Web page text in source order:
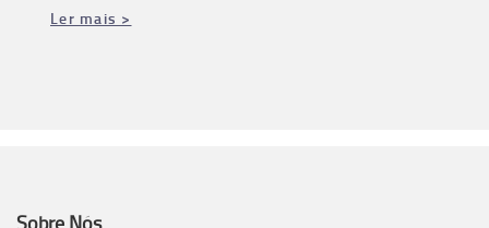
Ler mais >
Sobre Nós